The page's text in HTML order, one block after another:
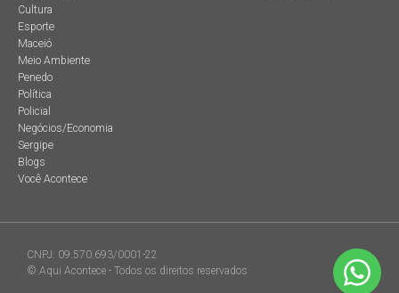
Cultura
Esporte
Maceió
Meio Ambiente
Penedo
Política
Policial
Negócios/Economia
Sergipe
Blogs
Você Acontece
CNPJ: 09.570.693/0001-22
© Aqui Acontece - Todos os direitos reservados